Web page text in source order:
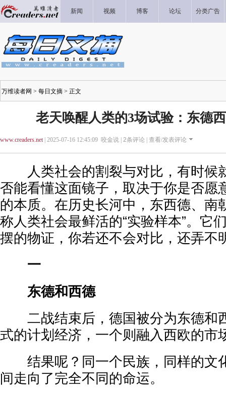
新闻 视频 博客 论坛 分类广告
万维读者网 > 每日文摘 > 正文
老天唤醒人类的3场试验：东德
www.creaders.net| 2025-07-16 12:45:09 咬金说 | 2条评论 | 查看/发表评论
人类社会的割裂与对比，有时候
否能看懂这面镜子，取决于你是否愿
的本质。在历史长河中，东西德、南
称人类社会最鲜活的“实验样本”。它
摆的物证，你若还不会对比，还弄不
一
东德和西德
二战结束后，德国被分为东德和
式的计划经济，一个则融入西欧的市
结果呢？同一个民族，同样的文
间走向了完全不同的命运。